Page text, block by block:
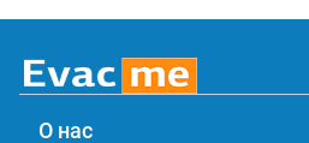
О нас